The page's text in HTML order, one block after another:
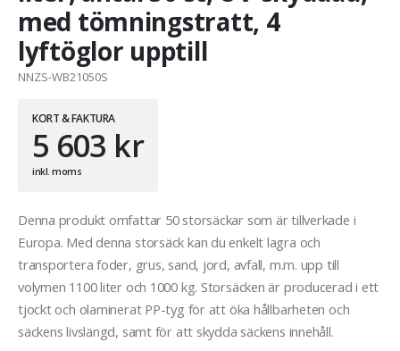
med tömningstratt, 4
lyftöglor upptill
NNZS-WB21050S
KORT & FAKTURA
5 603 kr
inkl. moms
Denna produkt omfattar 50 storsäckar som är tillverkade i
Europa. Med denna storsäck kan du enkelt lagra och
transportera foder, grus, sand, jord, avfall, m.m. upp till
volymen 1100 liter och 1000 kg. Storsäcken är producerad i ett
tjockt och olaminerat PP-tyg för att öka hållbarheten och
säckens livslängd, samt för att skydda säckens innehåll.